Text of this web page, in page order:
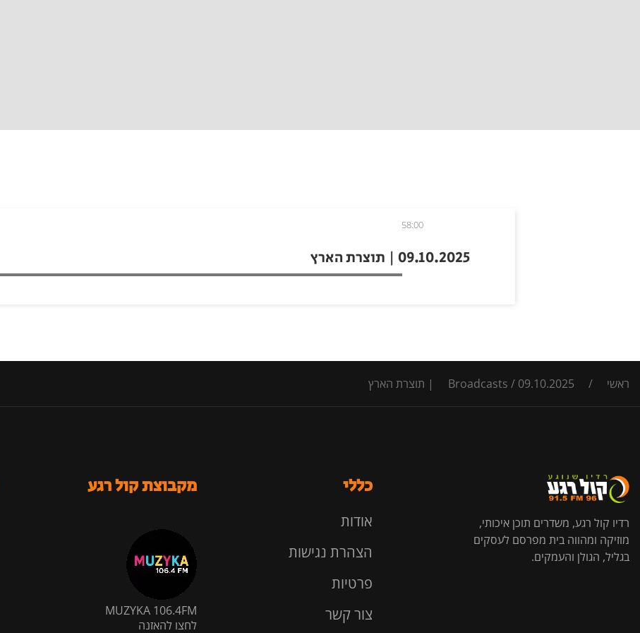
09.10.2025 | תוצרת הארץ
58:00
ראשי /
Broadcasts / 09.10.2025 | תוצרת הארץ
רדיו קול רגע, משדרים תוכן איכותי,
מוזיקה ומהווה בית מפרסם לעסקים
בגליל, הגולן והעמקים.
כללי
אודות
הצהרת נגישות
פרטיות
צור קשר
מקבוצת קול רגע
MUZYKA 106.4FM
לחצו להאזנה